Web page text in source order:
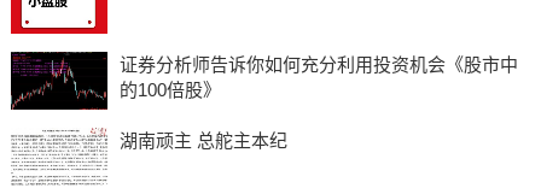
证券分析师告诉你如何充分利用投资机会《股市中
的100倍股》
湖南顽主 总舵主本纪